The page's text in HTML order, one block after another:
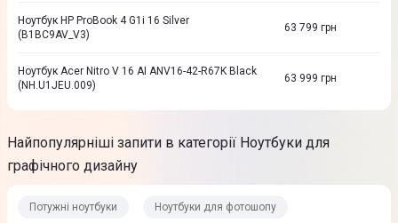
Ноутбук HP ProBook 4 G1i 16 Silver
(B1BC9AV_V3)
63 799 грн
Ноутбук Acer Nitro V 16 AI ANV16-42-R67K Black
(NH.U1JEU.009)
63 999 грн
Найпопулярніші запити в категорії Ноутбуки для
графічного дизайну
Потужні ноутбуки Ноутбуки для фотошопу